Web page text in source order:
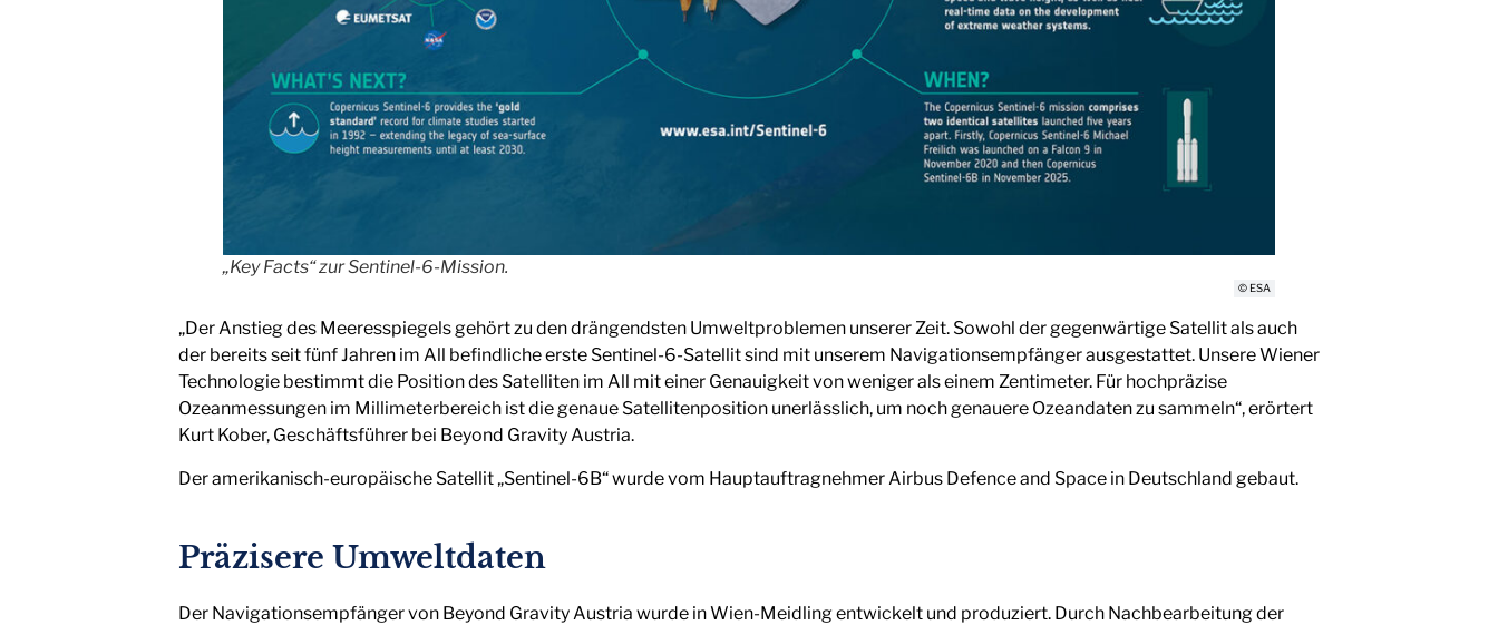
„Key Facts“ zur Sentinel-6-Mission.
© ESA
„Der Anstieg des Meeresspiegels gehört zu den drängendsten Umweltproblemen unserer Zeit. Sowohl der gegenwärtige Satellit als auch
der bereits seit fünf Jahren im All befindliche erste Sentinel-6-Satellit sind mit unserem Navigationsempfänger ausgestattet. Unsere Wiener
Technologie bestimmt die Position des Satelliten im All mit einer Genauigkeit von weniger als einem Zentimeter. Für hochpräzise
Ozeanmessungen im Millimeterbereich ist die genaue Satellitenposition unerlässlich, um noch genauere Ozeandaten zu sammeln“, erörtert
Kurt Kober, Geschäftsführer bei Beyond Gravity Austria.
Der amerikanisch-europäische Satellit „Sentinel-6B“ wurde vom Hauptauftragnehmer Airbus Defence and Space in Deutschland gebaut.
Präzisere Umweltdaten
Der Navigationsempfänger von Beyond Gravity Austria wurde in Wien-Meidling entwickelt und produziert. Durch Nachbearbeitung der